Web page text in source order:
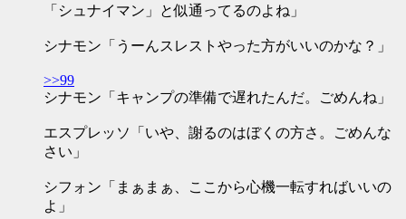
「シュナイマン」と似通ってるのよね」
シナモン「うーんスレストやった方がいいのかな？」
>>99
シナモン「キャンプの準備で遅れたんだ。ごめんね」
エスプレッソ「いや、謝るのはぼくの方さ。ごめんな
さい」
シフォン「まぁまぁ、ここから心機一転すればいいの
よ」